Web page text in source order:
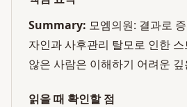
Summary: 모엠의원: 결과로
자인과 사후관리 탈모로 인한
않은 사람은 이해하기 어려운
읽을 때 확인할 점